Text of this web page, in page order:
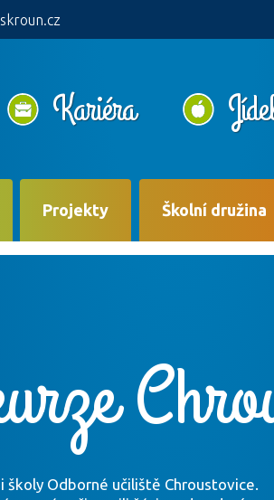
Kariéra
Projekty Školní družina
školy Odborné učiliště Chroustovice.